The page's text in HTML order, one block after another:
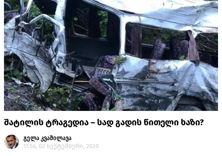
შატილის ტრაგედია – სად გადის წითელი ხაზი?
გელა კვაშილავა
11:56, 02 სექტემბერი, 2020